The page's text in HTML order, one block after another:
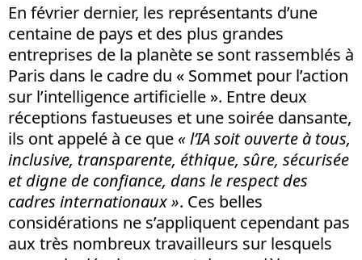
En février dernier, les représentants d’une
centaine de pays et des plus grandes
entreprises de la planète se sont rassemblés à
Paris dans le cadre du « Sommet pour l’action
sur l’intelligence artificielle ». Entre deux
réceptions fastueuses et une soirée dansante,
ils ont appelé à ce que « l’IA soit ouverte à tous,
inclusive, transparente, éthique, sûre, sécurisée
et digne de confiance, dans le respect des
cadres internationaux ». Ces belles
considérations ne s’appliquent cependant pas
aux très nombreux travailleurs sur lesquels